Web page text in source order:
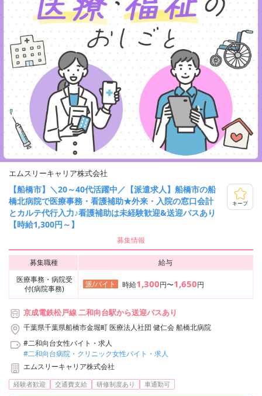
エムスリーキャリア株式会社
【船橋市】＼20～40代活躍中／【派遣求人】船橋市の船
橋北病院で医療事務・看護補助★外来・入院の窓口会計
とカルテ代行入力♪看護補助は未経験歓迎&送迎バスあり
【時給1,300円～】
キープ
募集情報
募集職種
給与
医療事務・病院受
付(病院事務)
派/バイト 時給1,300円〜1,650円
京成電鉄松戸線 二和向台駅から送迎バスあり
千葉県千葉県船橋市金堀町 医療法人社団 健仁会 船橋北病院
#二和向台女性バイト・求人
#二和向台病院・クリニック女性バイト・求人
エムスリーキャリア株式会社
経験者歓迎 交通費支給 研修制度あり 車通勤可